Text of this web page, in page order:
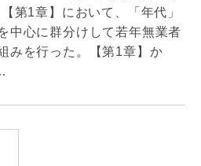
第1章】において、「年代」
中心に群分けして若年無業者
みを行った。【第1章】か